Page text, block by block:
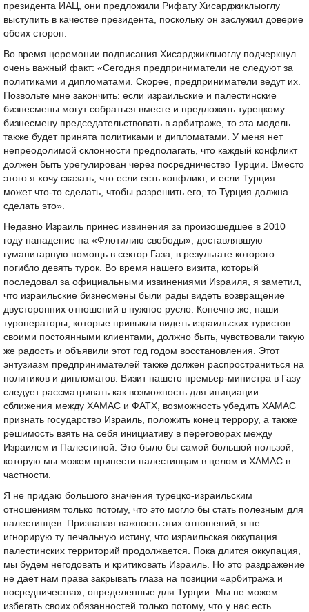
президента ИАЦ, они предложили Рифату Хисарджиклыоглу
выступить в качестве президента, поскольку он заслужил доверие
обеих сторон.
Во время церемонии подписания Хисарджиклыоглу подчеркнул
очень важный факт: «Сегодня предприниматели не следуют за
политиками и дипломатами. Скорее, предприниматели ведут их.
Позвольте мне закончить: если израильские и палестинские
бизнесмены могут собраться вместе и предложить турецкому
бизнесмену председательствовать в арбитраже, то эта модель
также будет принята политиками и дипломатами. У меня нет
непреодолимой склонности предполагать, что каждый конфликт
должен быть урегулирован через посредничество Турции. Вместо
этого я хочу сказать, что если есть конфликт, и если Турция
может что-то сделать, чтобы разрешить его, то Турция должна
сделать это».
Недавно Израиль принес извинения за произошедшее в 2010
году нападение на «Флотилию свободы», доставлявшую
гуманитарную помощь в сектор Газа, в результате которого
погибло девять турок. Во время нашего визита, который
последовал за официальными извинениями Израиля, я заметил,
что израильские бизнесмены были рады видеть возвращение
двусторонних отношений в нужное русло. Конечно же, наши
туроператоры, которые привыкли видеть израильских туристов
своими постоянными клиентами, должно быть, чувствовали такую
же радость и объявили этот год годом восстановления. Этот
энтузиазм предпринимателей также должен распространиться на
политиков и дипломатов. Визит нашего премьер-министра в Газу
следует рассматривать как возможность для инициации
сближения между ХАМАС и ФАТХ, возможность убедить ХАМАС
признать государство Израиль, положить конец террору, а также
решимость взять на себя инициативу в переговорах между
Израилем и Палестиной. Это было бы самой большой пользой,
которую мы можем принести палестинцам в целом и ХАМАС в
частности.
Я не придаю большого значения турецко-израильским
отношениям только потому, что это могло бы стать полезным для
палестинцев. Признавая важность этих отношений, я не
игнорирую ту печальную истину, что израильская оккупация
палестинских территорий продолжается. Пока длится оккупация,
мы будем негодовать и критиковать Израиль. Но это раздражение
не дает нам права закрывать глаза на позиции «арбитража и
посредничества», определенные для Турции. Мы не можем
избегать своих обязанностей только потому, что у нас есть